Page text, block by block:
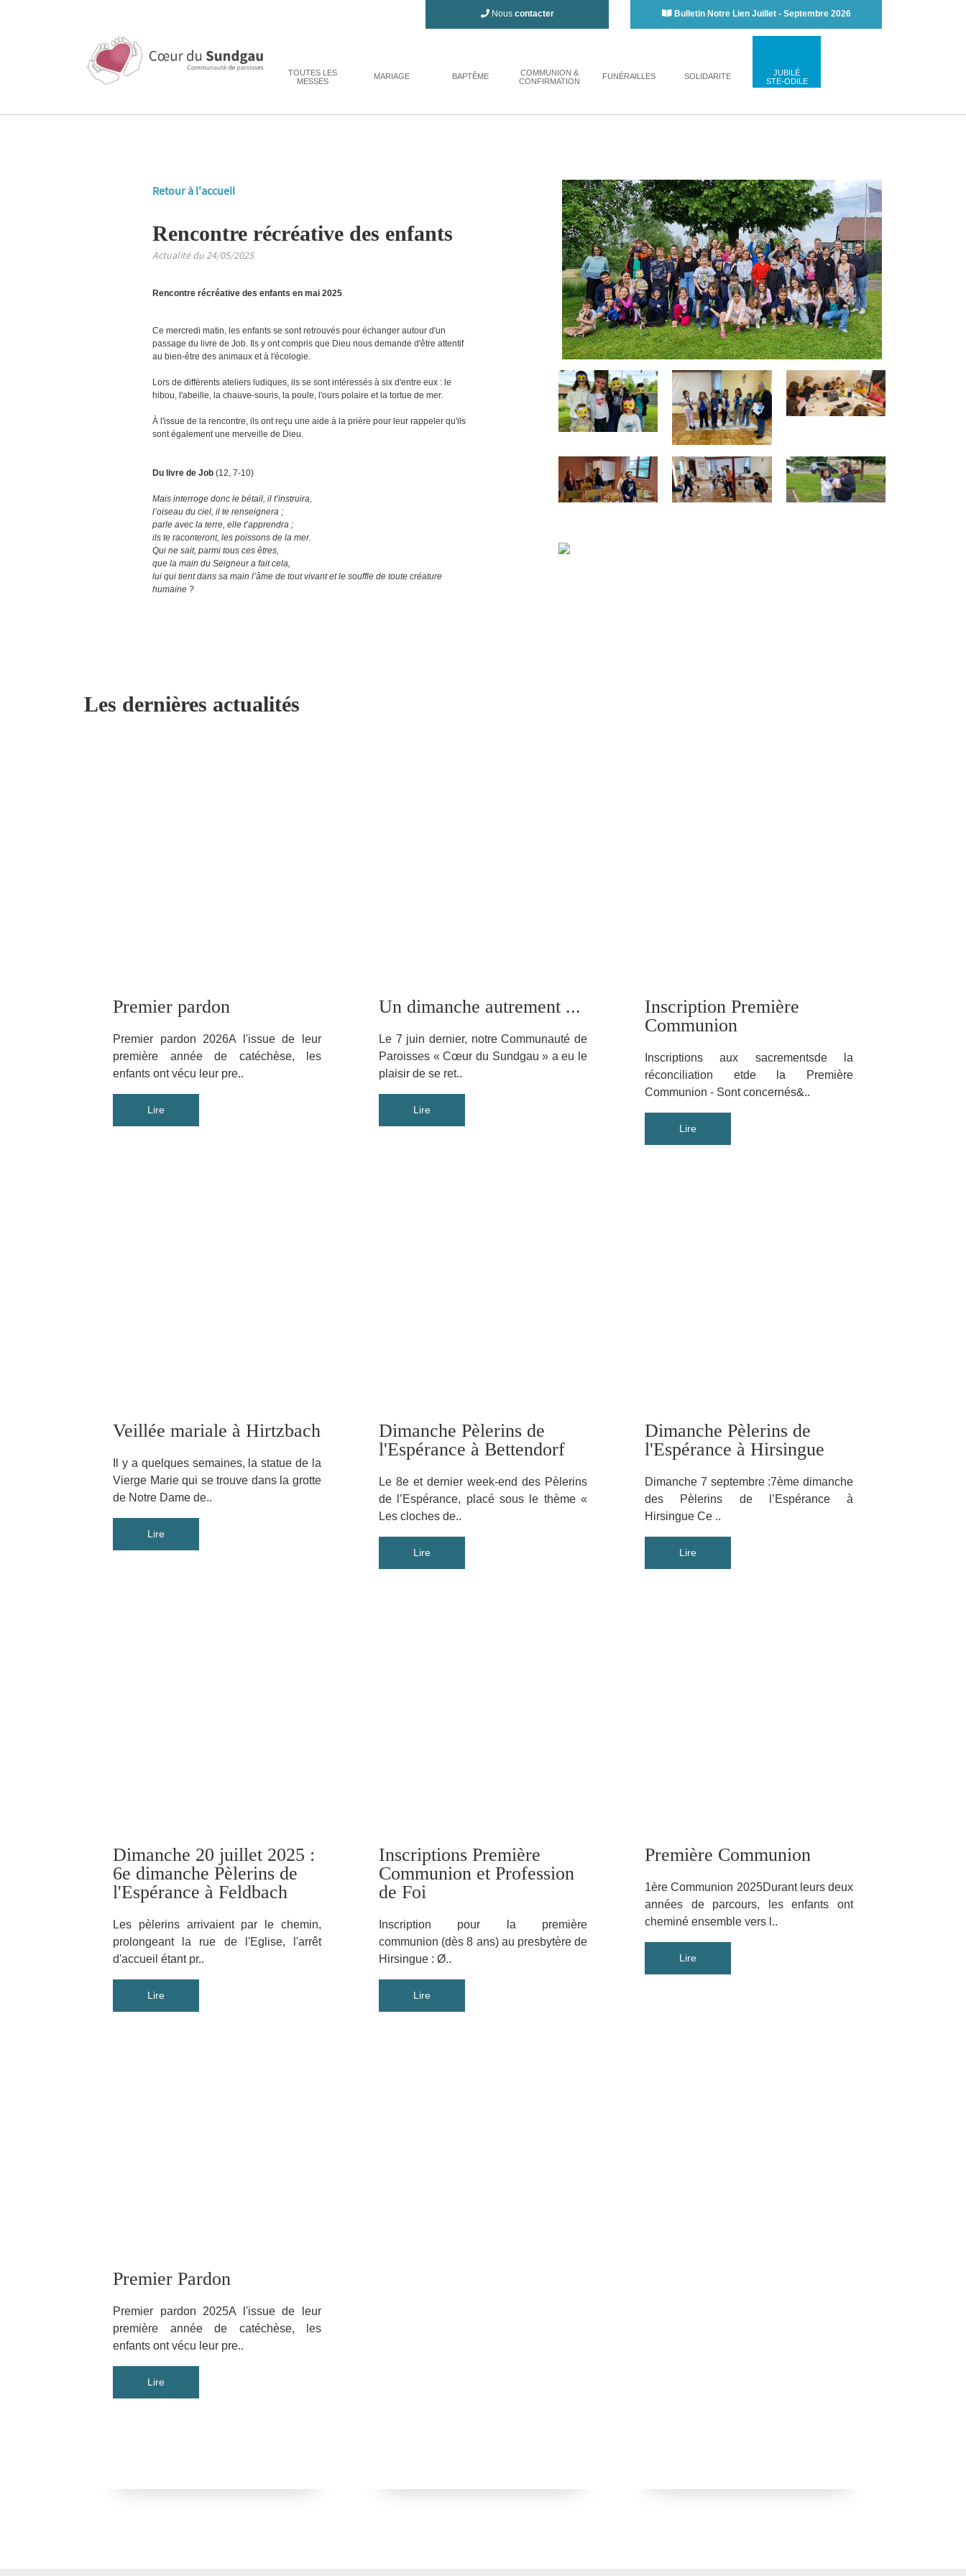
Nous contacter Bulletin Notre Lien Juillet - Septembre 2026
TOUTES LES
MESSES
MARIAGE BAPTÊME
COMMUNION &
CONFIRMATION
FUNÉRAILLES SOLIDARITE
JUBILÉ
STE-ODILE
Retour à l'accueil
Rencontre récréative des enfants
Actualité du 24/05/2025
Rencontre récréative des enfants en mai 2025
Ce mercredi matin, les enfants se sont retrouvés pour échanger autour d'un
passage du livre de Job. Ils y ont compris que Dieu nous demande d'être attentif
au bien-être des animaux et à l'écologie.
Lors de différents ateliers ludiques, ils se sont intéressés à six d'entre eux : le
hibou, l'abeille, la chauve-souris, la poule, l'ours polaire et la tortue de mer.
À l'issue de la rencontre, ils ont reçu une aide à la prière pour leur rappeler qu'ils
sont également une merveille de Dieu.
Du livre de Job (12, 7-10)
Mais interroge donc le bétail, il t’instruira,
l’oiseau du ciel, il te renseignera ;
parle avec la terre, elle t’apprendra ;
ils te raconteront, les poissons de la mer.
Qui ne sait, parmi tous ces êtres,
que la main du Seigneur a fait cela,
lui qui tient dans sa main l’âme de tout vivant et le souffle de toute créature
humaine ?
Les dernières actualités
Premier pardon
Premier pardon 2026A l'issue de leur
première année de catéchèse, les
enfants ont vécu leur pre..
Un dimanche autrement ...
Le 7 juin dernier, notre Communauté de
Paroisses « Cœur du Sundgau » a eu le
plaisir de se ret..
Inscription Première
Communion
Inscriptions aux sacrementsde la
réconciliation etde la Première
Communion - Sont concernés&..
Veillée mariale à Hirtzbach
Il y a quelques semaines, la statue de la
Vierge Marie qui se trouve dans la grotte
de Notre Dame de..
Dimanche Pèlerins de
l'Espérance à Bettendorf
Le 8e et dernier week-end des Pèlerins
de l’Espérance, placé sous le thème «
Les cloches de..
Dimanche Pèlerins de
l'Espérance à Hirsingue
Dimanche 7 septembre :7ème dimanche
des Pèlerins de l’Espérance à
Hirsingue Ce ..
Dimanche 20 juillet 2025 :
6e dimanche Pèlerins de
l'Espérance à Feldbach
Les pèlerins arrivaient par le chemin,
prolongeant la rue de l'Eglise, l'arrêt
d'accueil étant pr..
Inscriptions Première
Communion et Profession
de Foi
Inscription pour la première
communion (dès 8 ans) au presbytère de
Hirsingue : Ø..
Première Communion
1ère Communion 2025Durant leurs deux
années de parcours, les enfants ont
cheminé ensemble vers l..
Premier Pardon
Premier pardon 2025A l'issue de leur
première année de catéchèse, les
enfants ont vécu leur pre..